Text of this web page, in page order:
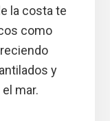
la costa te
como
y
mar.